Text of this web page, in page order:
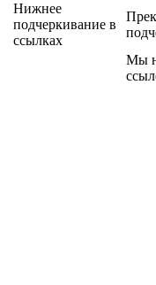
Нижнее
подчеркивание в
ссылках
Мы